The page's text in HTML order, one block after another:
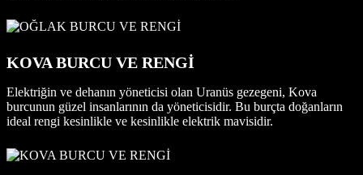
KOVA BURCU VE RENGİ
Elektriğin ve dehanın yöneticisi olan Uranüs gezegeni, Kova
burcunun güzel insanlarının da yöneticisidir. Bu burçta doğanların
ideal rengi kesinlikle ve kesinlikle elektrik mavisidir.